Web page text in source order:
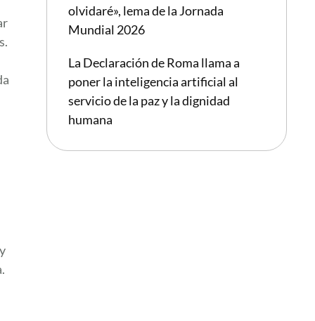
olvidaré», lema de la Jornada
Mundial 2026
La Declaración de Roma llama a
poner la inteligencia artificial al
servicio de la paz y la dignidad
humana